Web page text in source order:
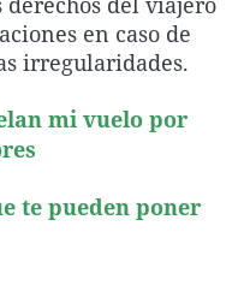
La rosa de los vientos
Gente viajera
Como el perro y el
Caso
Retornados
Equipo de
Extremadura
Galicia
La Rioja
Virales
Televisión
Elecciones
en caso de
irregularidades.
mi vuelo por
te pueden poner